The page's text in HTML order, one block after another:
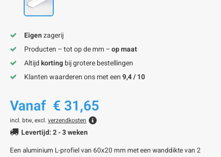
Eigenzagerij
Producten – tot op de mm –op maat
Altijdkortingbij grotere bestellingen
Klanten waarderen ons met een9,4 / 10
Vanaf € 31,65
incl. btw, excl. verzendkosten
Levertijd: 2 - 3 weken
Een aluminium L-profiel van 60x20 mm met een wanddikte van 2